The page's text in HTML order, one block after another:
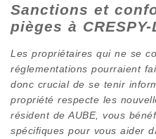
Sanctions et
pièges à CRESPY-
Les propriétaires qui ne se
réglementations pourraient
donc crucial de se tenir
propriété respecte les
résident de AUBE, vous
spécifiques pour vous aider